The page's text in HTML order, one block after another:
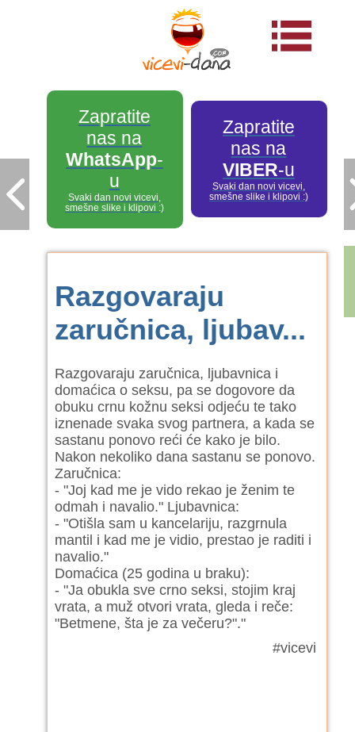
Zapratite
nas na
WhatsApp-
u
Svaki dan novi vicevi,
smešne slike i klipovi :)
Zapratite
nas na
VIBER-u
Svaki dan novi vicevi,
smešne slike i klipovi :)
Razgovaraju
zaručnica, ljubav...
Razgovaraju zaručnica, ljubavnica i
domaćica o seksu, pa se dogovore da
obuku crnu kožnu seksi odjeću te tako
iznenade svaka svog partnera, a kada se
sastanu ponovo reći će kako je bilo.
Nakon nekoliko dana sastanu se ponovo.
Zaručnica:
- "Joj kad me je vido rekao je ženim te
odmah i navalio." Ljubavnica:
- "Otišla sam u kancelariju, razgrnula
mantil i kad me je vidio, prestao je raditi i
navalio."
Domaćica (25 godina u braku):
- "Ja obukla sve crno seksi, stojim kraj
vrata, a muž otvori vrata, gleda i reče:
"Betmene, šta je za večeru?"."
#vicevi